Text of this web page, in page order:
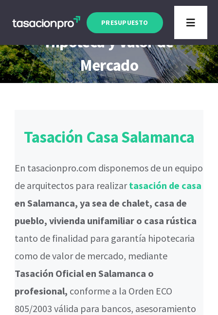
Toggle
Tipo de Inmueble
Finalidad
PRESUPUESTO
Tasación Casa Salamanca
Hipoteca y Valor de
Mercado
Tasación Casa Salamanca
En tasacionpro.com disponemos de un equipo
de arquitectos para realizartasación de casa
en Salamanca, ya sea de chalet, casa de
pueblo, vivienda unifamiliar o casa rústica
tanto de finalidad para garantía hipotecaria
como de valor de mercado, mediante
Tasación Oficial en Salamanca o
profesional, conforme a la Orden ECO
805/2003 válida para bancos, asesoramiento